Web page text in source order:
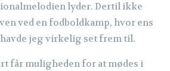
lyder. Dertil ikke
ved en fodboldkamp, hvor ens
jeg virkelig set frem til.
får muligheden for at mødes i